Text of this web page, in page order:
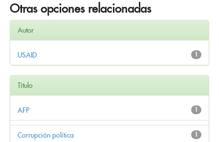
Otras opciones relacionadas
Autor
1
USAID
Título
1
AFP
1
Corrupción política